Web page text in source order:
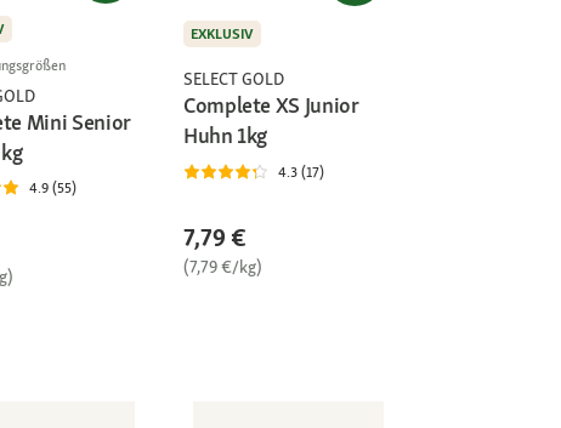
Mini Senior
4.9 (55)
EXKLUSIV
SELECT GOLD
Complete XS Junior
Huhn 1kg
4.3 (17)
7,79 €
(7,79 €/kg)